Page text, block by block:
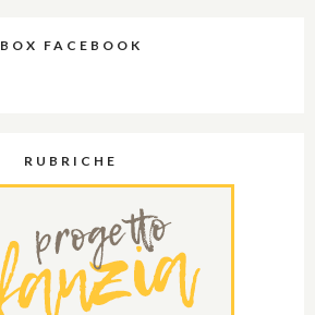
BOX FACEBOOK
RUBRICHE